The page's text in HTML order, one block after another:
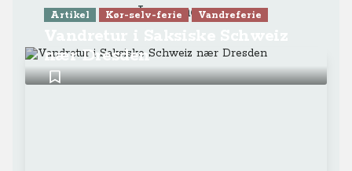
Læs mere
Artikel Kør-selv-ferie Vandreferie
nær Dresden